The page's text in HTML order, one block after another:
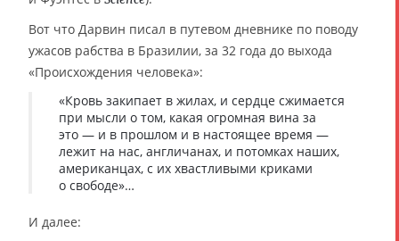
Вот что Дарвин писал в путевом дневнике по поводу
ужасов рабства в Бразилии, за 32 года до выхода
«Происхождения человека»:
«Кровь закипает в жилах, и сердце сжимается
при мысли о том, какая огромная вина за
это — и в прошлом и в настоящее время —
лежит на нас, англичанах, и потомках наших,
американцах, с их хвастливыми криками
о свободе»…
И далее: